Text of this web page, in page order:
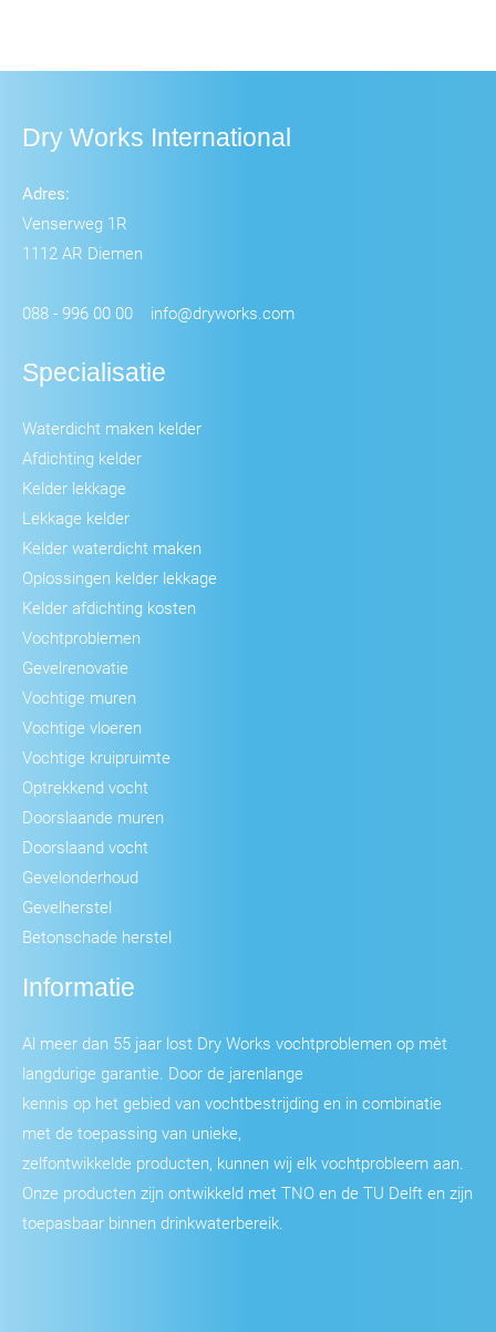
Dry Works International
Adres:
Venserweg 1R
1112 AR Diemen
088 - 996 00 00 info@dryworks.com
Specialisatie
Waterdicht maken kelder
Afdichting kelder
Kelder lekkage
Lekkage kelder
Kelder waterdicht maken
Oplossingen kelder lekkage
Kelder afdichting kosten
Vochtproblemen
Gevelrenovatie
Vochtige muren
Vochtige vloeren
Vochtige kruipruimte
Optrekkend vocht
Doorslaande muren
Doorslaand vocht
Gevelonderhoud
Gevelherstel
Betonschade herstel
Informatie
Al meer dan 55 jaar lost Dry Works vochtproblemen op mèt
langdurige garantie. Door de jarenlange
kennis op het gebied van vochtbestrijding en in combinatie
met de toepassing van unieke,
zelfontwikkelde producten, kunnen wij elk vochtprobleem aan.
Onze producten zijn ontwikkeld met TNO en de TU Delft en zijn
toepasbaar binnen drinkwaterbereik.